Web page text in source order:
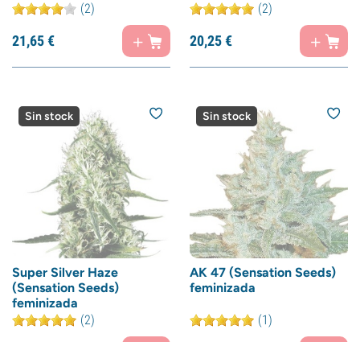
(2)
21,65€
(2)
20,25€
Sin stock
Super Silver Haze
(Sensation Seeds)
feminizada
(2)
Sin stock
AK 47 (Sensation Seeds)
feminizada
(1)